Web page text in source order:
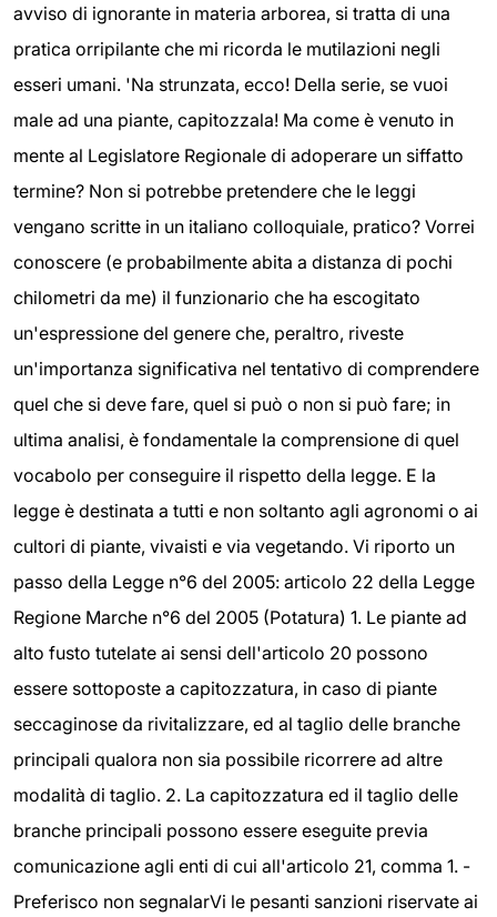
avviso di ignorante in materia arborea, si tratta di una
pratica orripilante che mi ricorda le mutilazioni negli
esseri umani. 'Na strunzata, ecco! Della serie, se vuoi
male ad una piante, capitozzala! Ma come è venuto in
mente al Legislatore Regionale di adoperare un siffatto
termine? Non si potrebbe pretendere che le leggi
vengano scritte in un italiano colloquiale, pratico? Vorrei
conoscere (e probabilmente abita a distanza di pochi
chilometri da me) il funzionario che ha escogitato
un'espressione del genere che, peraltro, riveste
un'importanza significativa nel tentativo di comprendere
quel che si deve fare, quel si può o non si può fare; in
ultima analisi, è fondamentale la comprensione di quel
vocabolo per conseguire il rispetto della legge. E la
legge è destinata a tutti e non soltanto agli agronomi o ai
cultori di piante, vivaisti e via vegetando. Vi riporto un
passo della Legge n°6 del 2005: articolo 22 della Legge
Regione Marche n°6 del 2005 (Potatura) 1. Le piante ad
alto fusto tutelate ai sensi dell'articolo 20 possono
essere sottoposte a capitozzatura, in caso di piante
seccaginose da rivitalizzare, ed al taglio delle branche
principali qualora non sia possibile ricorrere ad altre
modalità di taglio. 2. La capitozzatura ed il taglio delle
branche principali possono essere eseguite previa
comunicazione agli enti di cui all'articolo 21, comma 1. -
Preferisco non segnalarVi le pesanti sanzioni riservate ai